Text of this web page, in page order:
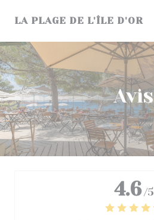
LA PLAGE DE L'ÎLE D'OR
Avis
4.6 /5